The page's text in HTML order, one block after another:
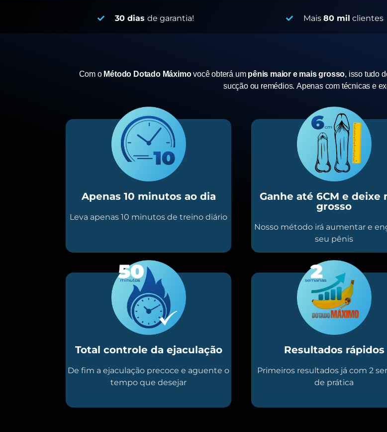
30 dias de garantia! Mais 80 mil clientes
Com o Método Dotado Máximovocê obterá um pênis maior e mais grosso, isso tudo
sucção ou remédios.Apenas com técnicas e
Apenas 10 minutos ao dia
Leva apenas 10 minutos de treino diário
Ganhe até 6CM e deixe
grosso
Nosso método irá aumentar e
seu pênis
Total controle da ejaculação
De fim a ejaculação precoce e aguente o
tempo que desejar
Resultados rápidos
Primeiros resultados já com 2
de prática